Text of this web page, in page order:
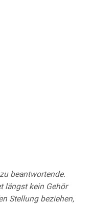
beantwortende.
längst kein Gehör
Stellung beziehen,